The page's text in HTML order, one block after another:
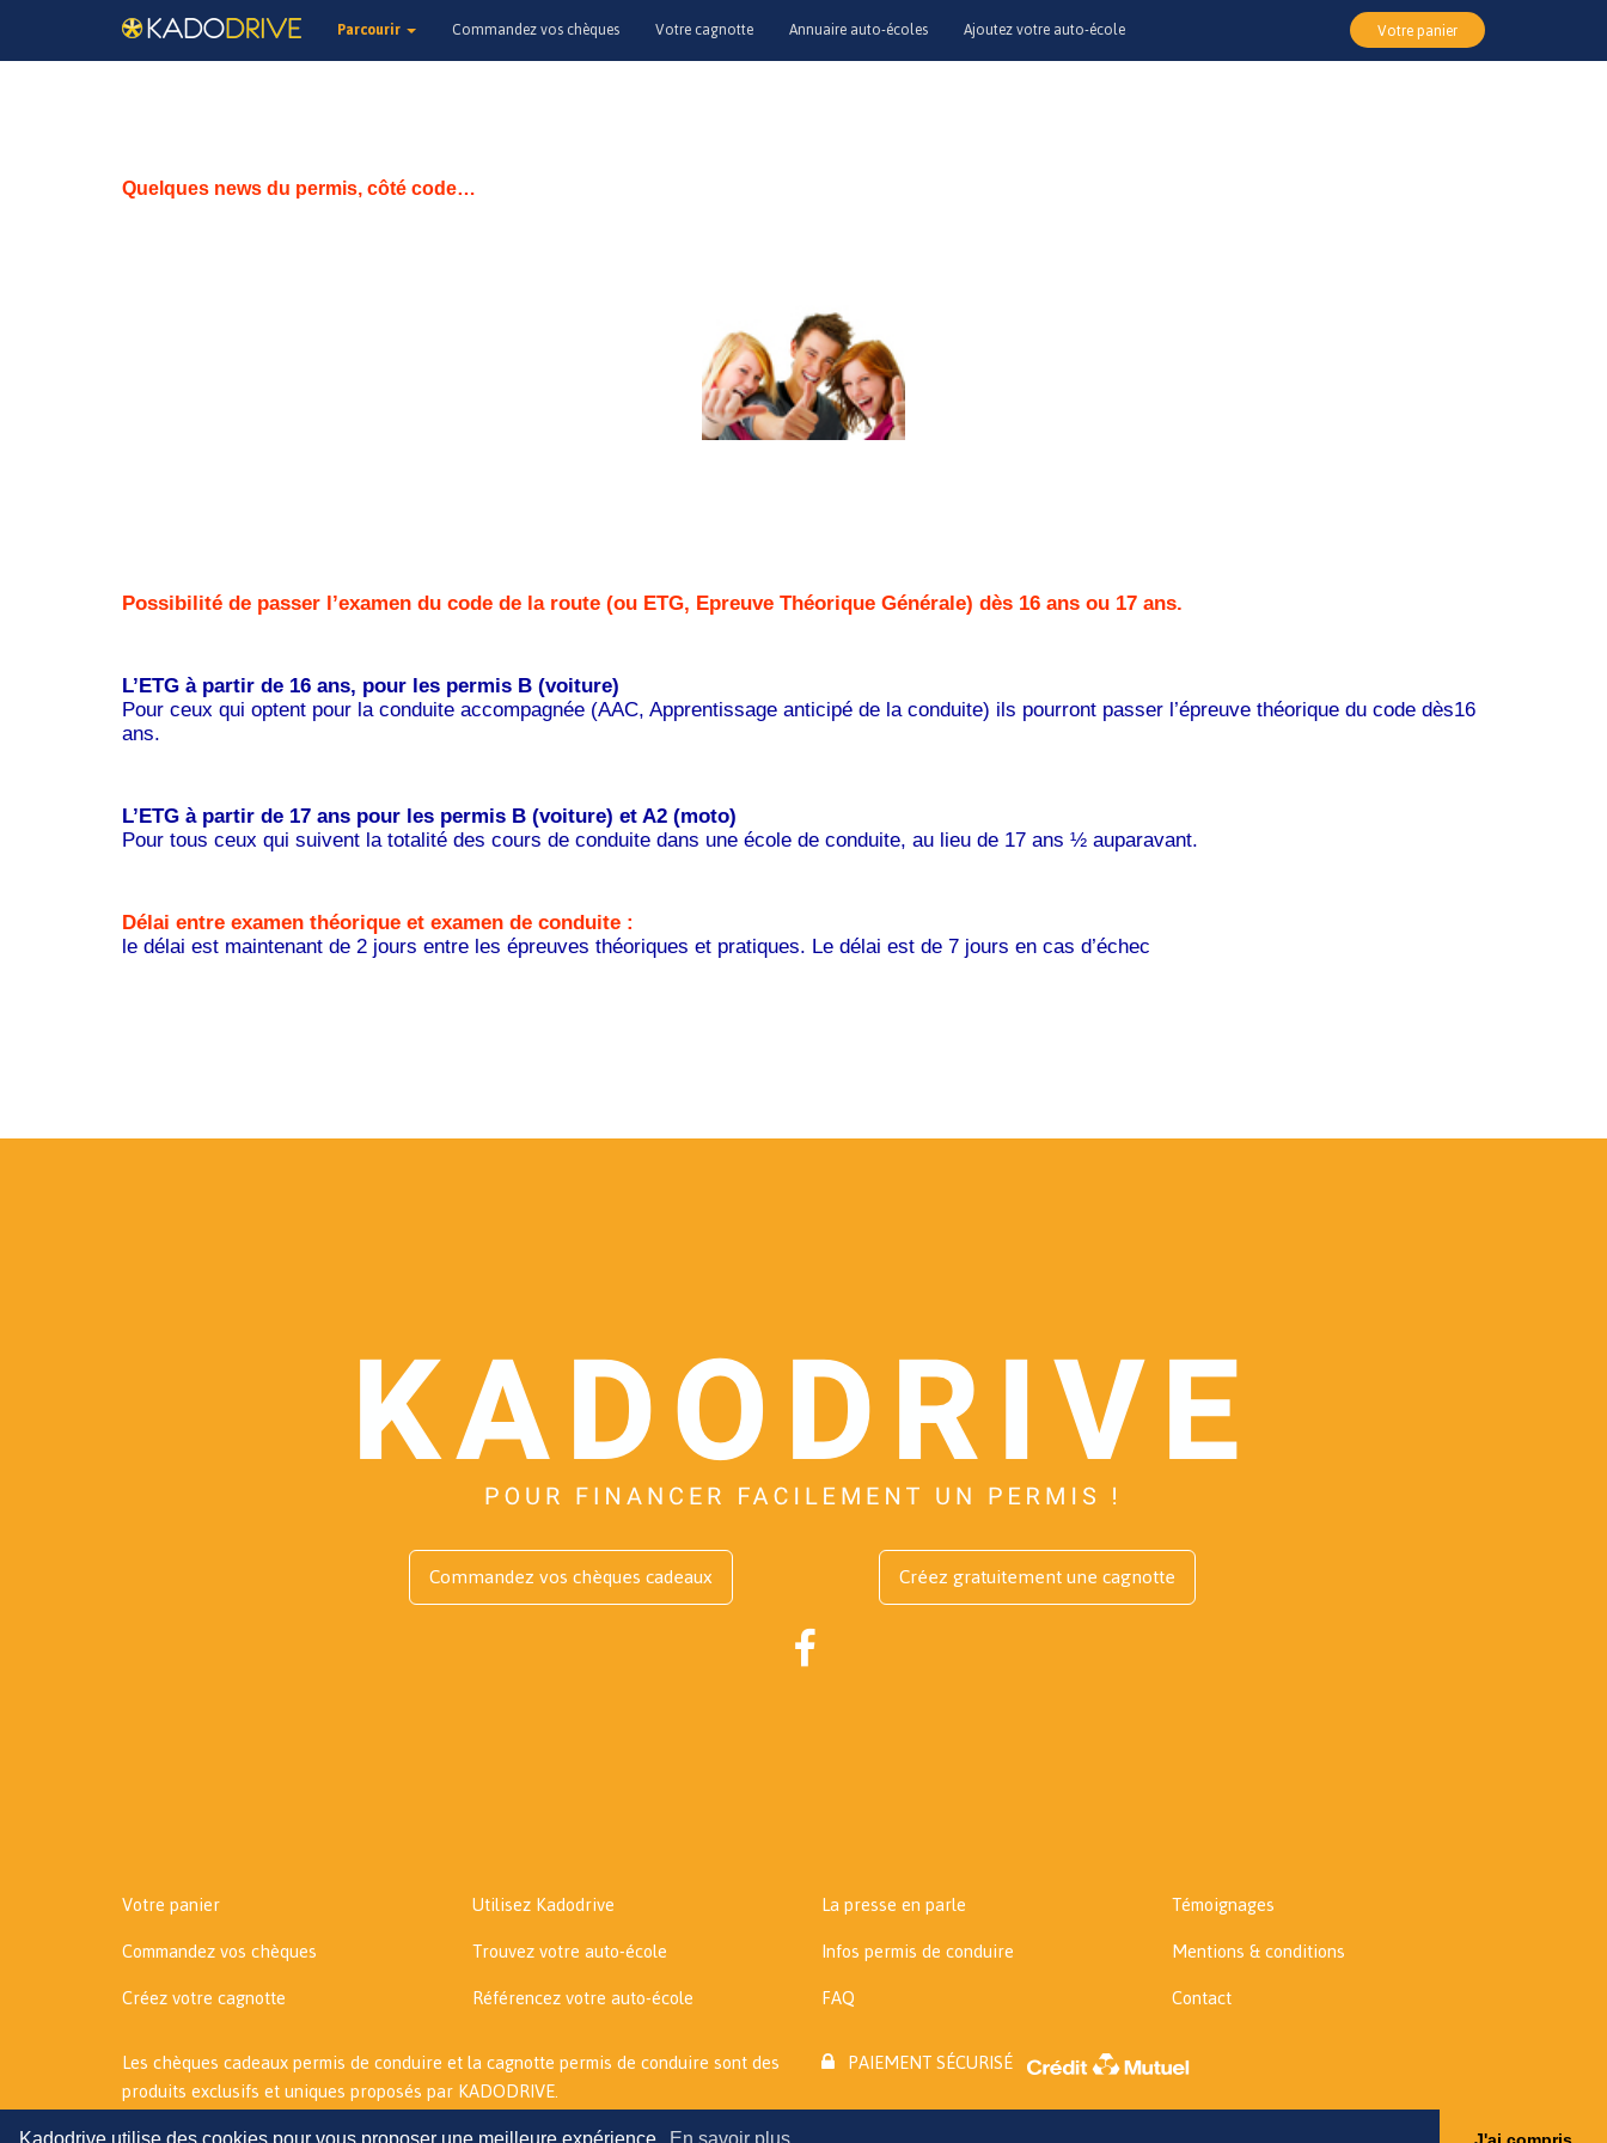
Parcourir Commandez vos chèques Votre cagnotte Annuaire auto-écoles Ajoutez votre auto-école Votre panier
Quelques news du permis, côté code…
Possibilité de passer l’examen du code de la route (ou ETG, Epreuve Théorique Générale) dès 16 ans ou 17 ans.
L’ETG à partir de 16 ans, pour les permis B (voiture)
Pour ceux qui optent pour la conduite accompagnée (AAC, Apprentissage anticipé de la conduite) ils pourront passer l’épreuve théorique du code dès16
ans.
L’ETG à partir de 17 ans pour les permis B (voiture) et A2 (moto)
Pour tous ceux qui suivent la totalité des cours de conduite dans une école de conduite, au lieu de 17 ans ½ auparavant.
Délai entre examen théorique et examen de conduite :
le délai est maintenant de 2 jours entre les épreuves théoriques et pratiques. Le délai est de 7 jours en cas d’échec
Commandez vos chèques cadeaux Créez gratuitement une cagnotte
Votre panier
Commandez vos chèques
Créez votre cagnotte
Utilisez Kadodrive
Trouvez votre auto-école
Référencez votre auto-école
La presse en parle
Infos permis de conduire
FAQ
Témoignages
Mentions & conditions
Contact
Les chèques cadeaux permis de conduire et la cagnotte permis de conduire sont des
produits exclusifs et uniques proposés par KADODRIVE.
PAIEMENT SÉCURISÉ